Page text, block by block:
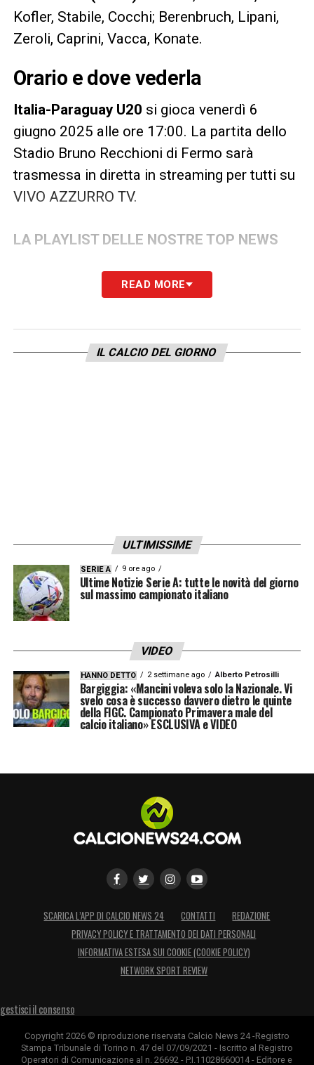
Kofler, Stabile, Cocchi; Berenbruch, Lipani,
Zeroli, Caprini, Vacca, Konate.
Orario e dove vederla
Italia-Paraguay U20 si gioca venerdì 6
giugno 2025 alle ore 17:00. La partita dello
Stadio Bruno Recchioni di Fermo sarà
trasmessa in diretta in streaming per tutti su
VIVO AZZURRO TV.
LA PLAYLIST DELLE NOSTRE TOP NEWS
READ MORE
IL CALCIO DEL GIORNO
ULTIMISSIME
SERIE A 9 ore ago
Ultime Notizie Serie A: tutte le novità del giorno
sul massimo campionato italiano
VIDEO
HANNO DETTO 2 settimane ago Alberto Petrosilli
Bargiggia: «Mancini voleva solo la Nazionale. Vi
svelo cosa è successo davvero dietro le quinte
della FIGC. Campionato Primavera male del
calcio italiano» ESCLUSIVA e VIDEO
SCARICA L’APP DI CALCIO NEWS 24 CONTATTI
REDAZIONE
PRIVACY POLICY E TRATTAMENTO DEI DATI PERSONALI
INFORMATIVA ESTESA SUI COOKIE (COOKIE POLICY)
NETWORK SPORT REVIEW
gestisci il consenso
Copyright 2026 © riproduzione riservata Calcio News 24 -Registro
Stampa Tribunale di Torino n. 47 del 07/09/2021 - Iscritto al Registro
Operatori di Comunicazione al n. 26692 - P.I.11028660014 - Editore e